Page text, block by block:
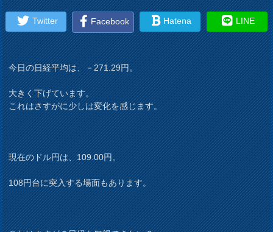
Twitter Facebook Hatena LINE
今日の日経平均は、－271.29円。
大きく下げています。
これはさすがに少しは変化を感じます。
現在のドル円は、109.00円。
108円台に突入する場面もあります。